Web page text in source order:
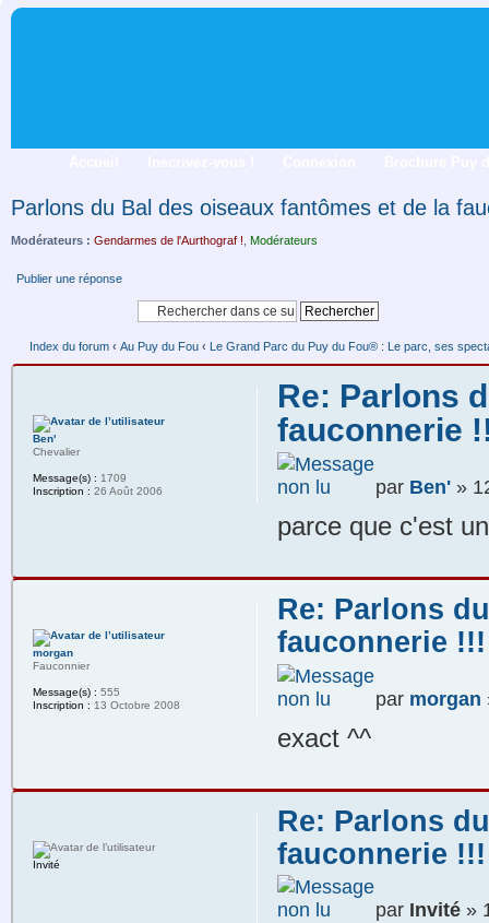
Parlons du Bal des oiseaux fantômes et de la
Modérateurs : Gendarmes de l'Aurthograf ! Modérateurs
Publier une réponse
Index du forum ‹ Au Puy du Fou ‹ Le Grand Parc du Puy du Fou® : Le parc, ses
Re: Parlons
fauconnerie
par Ben'»
parce que c'est
Ben'
Chevalier
Message(s) : 1709
Inscription : 26 Août 2006
Re: Parlons
fauconnerie !!!
par morgan
exact ^^
morgan
Fauconnier
Message(s) : 555
Inscription : 13 Octobre 2008
Re: Parlons
fauconnerie !!!
par Invité»
Invité